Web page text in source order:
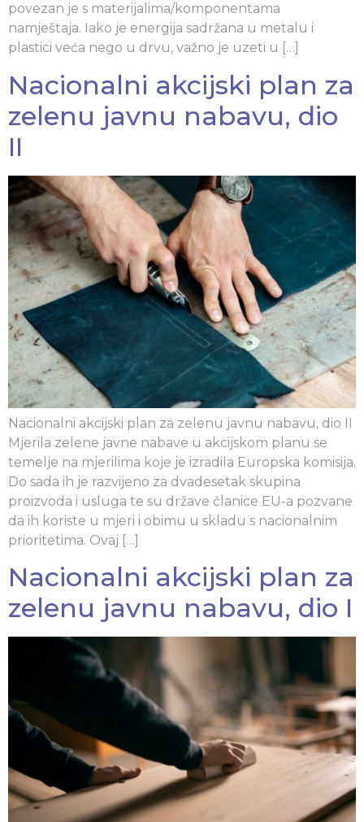
povezan je s materijalima/komponentama
namještaja. Iako je energija sadržana u metalu i
plastici veća nego u drvu, važno je uzeti u […]
Nacionalni akcijski plan za
zelenu javnu nabavu, dio
II
Nacionalni akcijski plan za zelenu javnu nabavu, dio II
Mjerila zelene javne nabave u akcijskom planu se
temelje na mjerilima koje je izradila Europska komisija.
Do sada ih je razvijeno za dvadesetak skupina
proizvoda i usluga te su države članice EU-a pozvane
da ih koriste u mjeri i obimu u skladu s nacionalnim
prioritetima. Ovaj […]
Nacionalni akcijski plan za
zelenu javnu nabavu, dio I